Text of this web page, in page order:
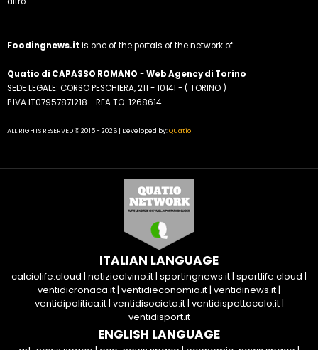
Foodingnews.it is one of the portals of the network of:
Quatio di CAPASSO ROMANO -Web Agency di Torino
SEDE LEGALE: CORSO PESCHIERA, 211 - 10141 - ( TORINO )
P.IVA IT07957871218 - REA TO-1268614
ALL RIGHTS RESERVED © 2015 - 2026 | Developed by:Quatio
ITALIAN LANGUAGE
calciolife.cloud | notiziealvino.it| sportingnews.it| sportlife.cloud |
ventidicronaca.it| ventidieconomia.it| ventidinews.it|
ventidipolitica.it| ventidisocieta.it| ventidispettacolo.it|
ventidisport.it
ENGLISH LANGUAGE